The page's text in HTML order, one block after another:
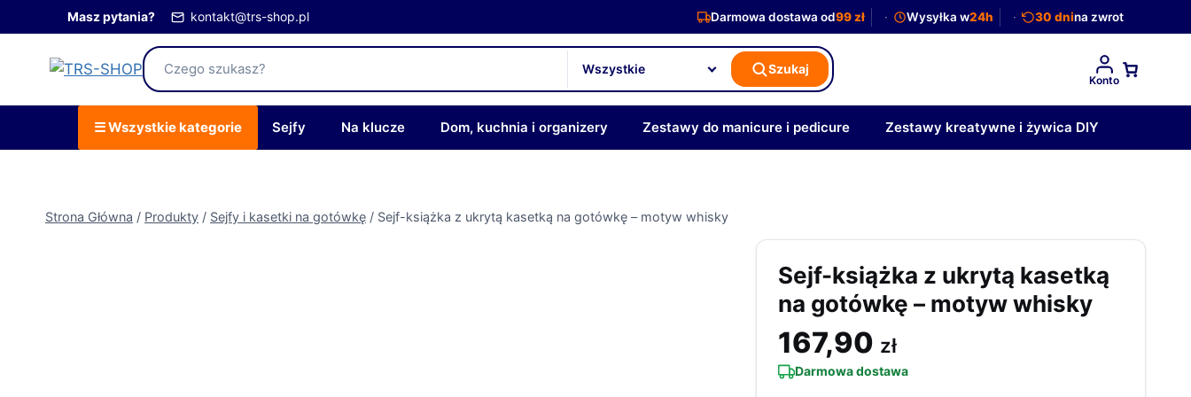
do
Masz pytania? kontakt@trs-shop.pl Darmowa dostawa od99 zł Wysyłka w24h 30 dnina zwrot
Szukaj
Konto
☰ Wszystkie kategorie Sejfy Na klucze Dom, kuchnia i organizery Zestawy do manicure i pedicure Zestawy kreatywne i żywica DIY
Strona Główna / Produkty / Sejfy i kasetki na gotówkę / Sejf-książka z ukrytą kasetką na gotówkę – motyw whisky
Sejf-książka z ukrytą kasetką
na gotówkę – motyw whisky
167,90 zł
Darmowa dostawa